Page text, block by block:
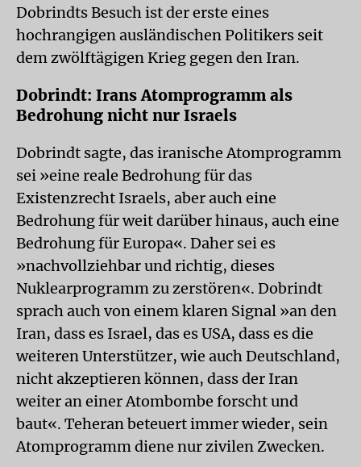
Dobrindts Besuch ist der erste eines
hochrangigen ausländischen Politikers seit
dem zwölftägigen Krieg gegen den Iran.
Dobrindt: Irans Atomprogramm als
Bedrohung nicht nur Israels
Dobrindt sagte, das iranische Atomprogramm
sei »eine reale Bedrohung für das
Existenzrecht Israels, aber auch eine
Bedrohung für weit darüber hinaus, auch eine
Bedrohung für Europa«. Daher sei es
»nachvollziehbar und richtig, dieses
Nuklearprogramm zu zerstören«. Dobrindt
sprach auch von einem klaren Signal »an den
Iran, dass es Israel, das es USA, dass es die
weiteren Unterstützer, wie auch Deutschland,
nicht akzeptieren können, dass der Iran
weiter an einer Atombombe forscht und
baut«. Teheran beteuert immer wieder, sein
Atomprogramm diene nur zivilen Zwecken.